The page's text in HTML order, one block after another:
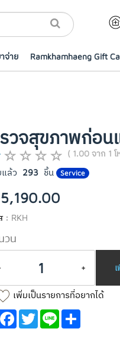
จ่าย Ramkhamhaeng Gift
วจสุขภาพก่อน
( 1.00 จาก 1 โ
แล้ว
293 ชิ้น Service
: RKH
วน
+
เพิ่มเป็นรายการที่อยากได้
Facebook
TwitterLine